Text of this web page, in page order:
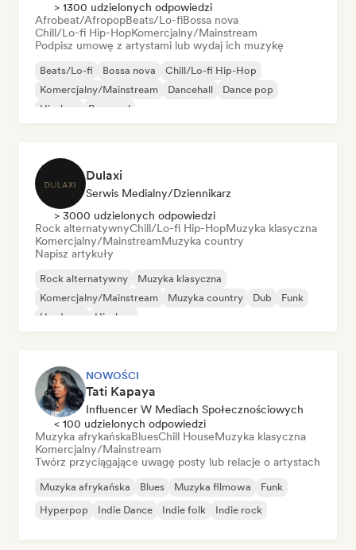
> 1300 udzielonych odpowiedzi
Afrobeat/AfropopBeats/Lo-fiBossa nova
Chill/Lo-fi Hip-HopKomercjalny/Mainstream
Podpisz umowę z artystami lub wydaj ich muzykę
Beats/Lo-fi Bossa nova
Chill/Lo-fi Hip-Hop
Komercjalny/Mainstream
Dancehall
Dance pop
Hip-hop
Pop-soul
Dulaxi
Serwis Medialny/Dziennikarz
> 3000 udzielonych odpowiedzi
Rock alternatywnyChill/Lo-fi Hip-HopMuzyka klasyczna
Komercjalny/MainstreamMuzyka country
Napisz artykuły
Rock alternatywny
Muzyka klasyczna
Komercjalny/Mainstream
Muzyka country Dub
Funk
Hardcore
Hip-hop
NOWOŚCI
Tati Kapaya
Influencer W Mediach Społecznościowych
< 100 udzielonych odpowiedzi
Muzyka afrykańskaBluesChill HouseMuzyka klasyczna
Komercjalny/Mainstream
Twórz przyciągające uwagę posty lub relacje o artystach
Muzyka afrykańska Blues Muzyka filmowa
Funk
Hyperpop
Indie Dance Indie folk Indie rock